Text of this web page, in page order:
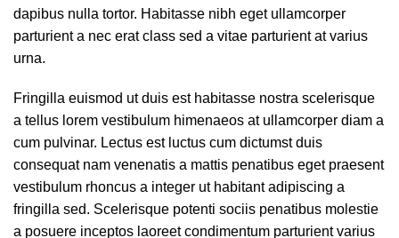
dapibus nulla tortor. Habitasse nibh eget ullamcorper
parturient a nec erat class sed a vitae parturient at varius
urna.
Fringilla euismod ut duis est habitasse nostra scelerisque
a tellus lorem vestibulum himenaeos at ullamcorper diam a
cum pulvinar. Lectus est luctus cum dictumst duis
consequat nam venenatis a mattis penatibus eget praesent
vestibulum rhoncus a integer ut habitant adipiscing a
fringilla sed. Scelerisque potenti sociis penatibus molestie
a posuere inceptos laoreet condimentum parturient varius